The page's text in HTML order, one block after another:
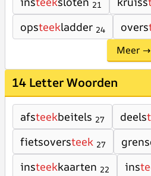
21
opsteekladder 24 overs
Meer →
14 Letter Woorden
afsteekbeitels 27 deels
fietsoversteek 27
insteekkaarten 22 ins